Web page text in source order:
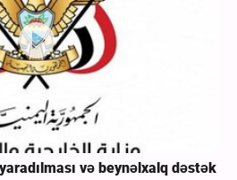
və beynəlxalq dəstək